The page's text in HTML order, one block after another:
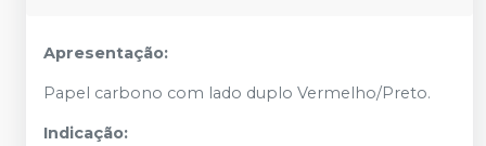
Apresentação:
Papel carbono com lado duplo Vermelho/Preto.
Indicação: